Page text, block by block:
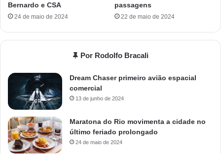
Bernardo e CSA
24 de maio de 2024
passagens
22 de maio de 2024
Por Rodolfo Bracali
Dream Chaser primeiro avião espacial
comercial
13 de junho de 2024
Maratona do Rio movimenta a cidade no
último feriado prolongado
24 de maio de 2024